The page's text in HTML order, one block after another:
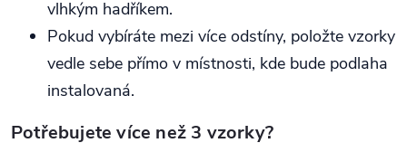
vlhkým hadříkem.
Pokud vybíráte mezi více odstíny, položte vzorky
vedle sebe přímo v místnosti, kde bude podlaha
instalovaná.
Potřebujete více než 3 vzorky?